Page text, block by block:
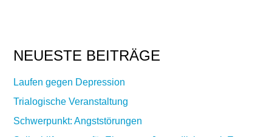
NEUESTE BEITRÄGE
Laufen gegen Depression
Trialogische Veranstaltung
Schwerpunkt: Angststörungen